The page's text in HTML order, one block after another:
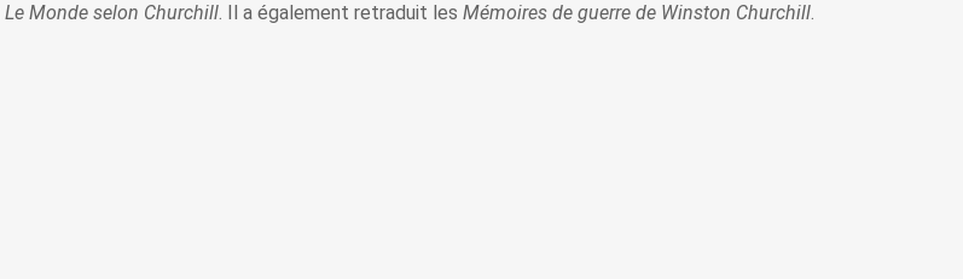
Le Monde selon Churchill. Il a également retraduit les Mémoires de guerre de Winston Churchill.